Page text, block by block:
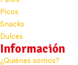
Picos
Snacks
Dulces
Información
¿Quiénes somos?